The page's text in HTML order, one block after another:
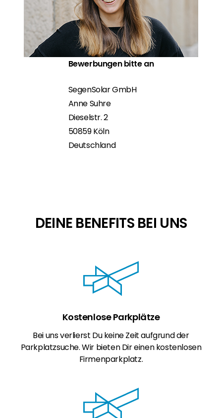
Bewerbungen bitte an
SegenSolar GmbH
AnneSuhre
Dieselstr. 2
50859 Köln
Deutschland
DEINE BENEFITS BEI UNS
Kostenlose Parkplätze
Bei uns verlierst Du keine Zeit aufgrund der
Parkplatzsuche. Wir bieten Dir einen kostenlosen
Firmenparkplatz.